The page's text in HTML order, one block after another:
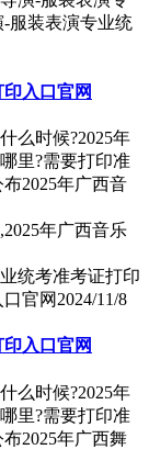
服装表演专业统
入口官网
么时候?2025年
里?需要打印准
2025年广西音
统考准考证打印
官网 2024/11/8
入口官网
么时候?2025年
里?需要打印准
2025年广西舞